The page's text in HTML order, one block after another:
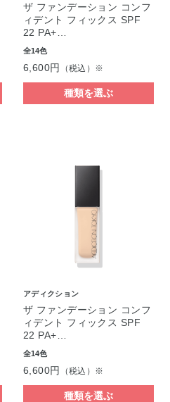
ザ ファンデーション コンフ
ィデント フィックス SPF
22 PA+…
全14色
6,600円 （税込）※
種類を選ぶ
アディクション
ザ ファンデーション コンフ
ィデント フィックス SPF
22 PA+…
全14色
6,600円 （税込）※
種類を選ぶ